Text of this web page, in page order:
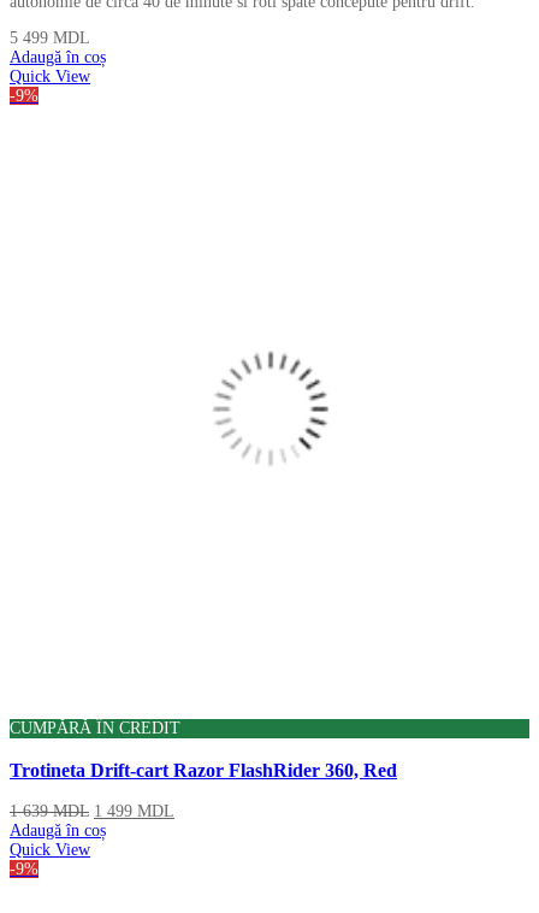
5 499 MDL
Adaugă în coș
Quick View
-9%
CUMPĂRĂ ÎN CREDIT
Trotineta Drift-cart Razor FlashRider 360, Red
1 639MDL 1 499 MDL
Adaugă în coș
Quick View
-9%